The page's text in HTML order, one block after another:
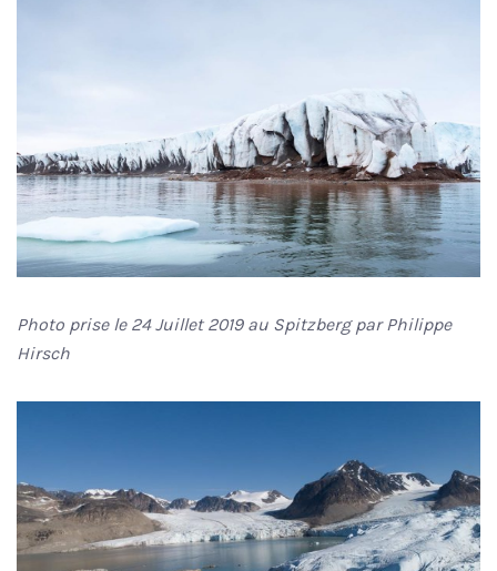
Photo prise le 24 Juillet 2019 au Spitzberg par Philippe
Hirsch